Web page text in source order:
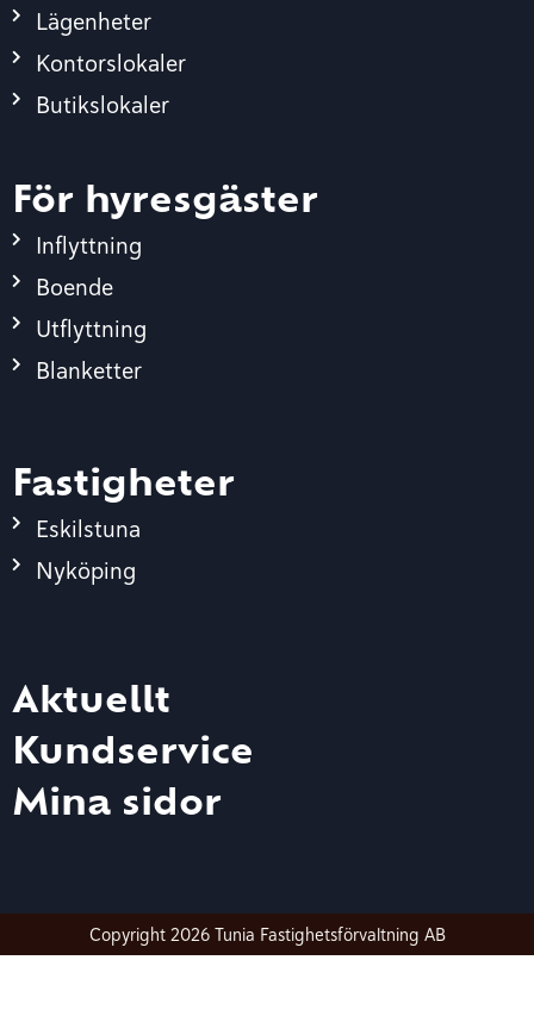
Lägenheter
Kontorslokaler
Butikslokaler
För hyresgäster
Inflyttning
Boende
Utflyttning
Blanketter
Fastigheter
Eskilstuna
Nyköping
Aktuellt
Kundservice
Mina sidor
Copyright 2026 Tunia Fastighetsförvaltning AB